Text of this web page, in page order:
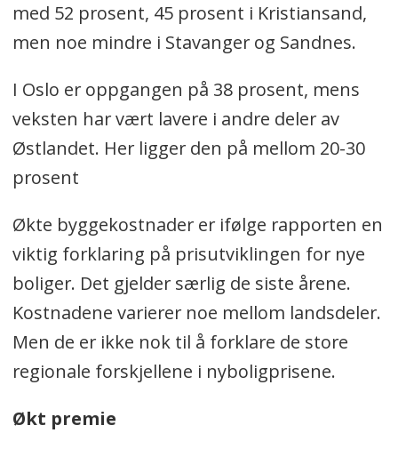
med 52 prosent, 45 prosent i Kristiansand,
men noe mindre i Stavanger og Sandnes.
I Oslo er oppgangen på 38 prosent, mens
veksten har vært lavere i andre deler av
Østlandet. Her ligger den på mellom 20-30
prosent
Økte byggekostnader er ifølge rapporten en
viktig forklaring på prisutviklingen for nye
boliger. Det gjelder særlig de siste årene.
Kostnadene varierer noe mellom landsdeler.
Men de er ikke nok til å forklare de store
regionale forskjellene i nyboligprisene.
Økt premie